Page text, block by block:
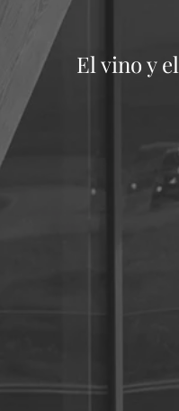
El vino y